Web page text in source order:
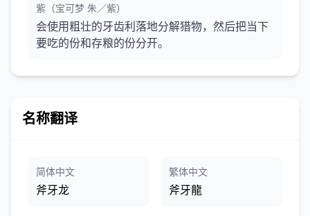
紫（宝可梦 朱／紫）
会使用粗壮的牙齿利落地分解猎物，然后把当下
要吃的份和存粮的份分开。
名称翻译
简体中文
斧牙龙
繁体中文
斧牙龍